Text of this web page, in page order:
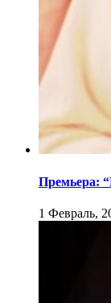
Премьера:
1 Февраль,